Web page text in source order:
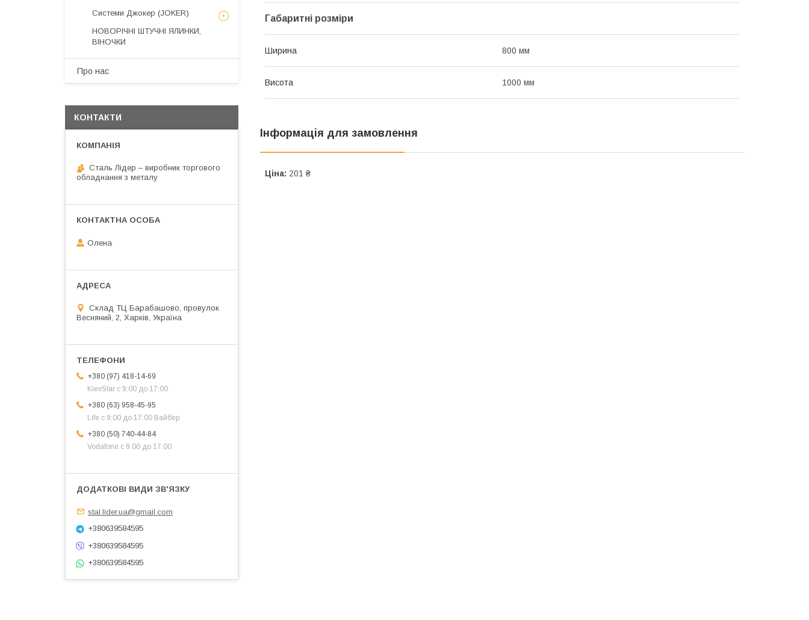
Габаритні розміри
Ширина 800 мм
Висота 1000 мм
Інформація для замовлення
Ціна: 201 ₴
Системи Джокер (JOKER)
НОВОРІЧНІ ШТУЧНІ ЯЛИНКИ,
ВІНОЧКИ
Про нас
КОНТАКТИ
Сталь Лідер – виробник торгового
обладнання з металу
Олена
Склад ТЦ Барабашово, провулок
Весняний, 2, Харків, Україна
+380 (97) 418-14-69
KievStar с 9:00 до 17:00
+380 (63) 958-45-95
Life с 9:00 до 17:00 Вайбер
+380 (50) 740-44-84
Vodafone с 9.00 до 17.00
stal.lider.ua@gmail.com
+380639584595
+380639584595
+380639584595